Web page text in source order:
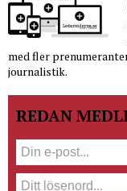
med fler
journalistik.
REDAN